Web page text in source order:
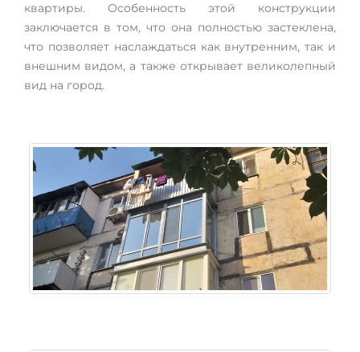
квартиры. Особенность этой конструкции
заключается в том, что она полностью застеклена,
что позволяет наслаждаться как внутренним, так и
внешним видом, а также открывает великолепный
вид на город.